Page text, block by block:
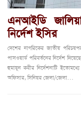
এনআইডি
নির্দেশ ইসির
দেশের নাগরিকের জাতীয়
পাসওয়ার্ড পরিবর্তনের নির্দেশ
হুমায়ূন কবীর নির্দেশনাটি
অফিসার, সিনিয়র জেলা/জেলা…